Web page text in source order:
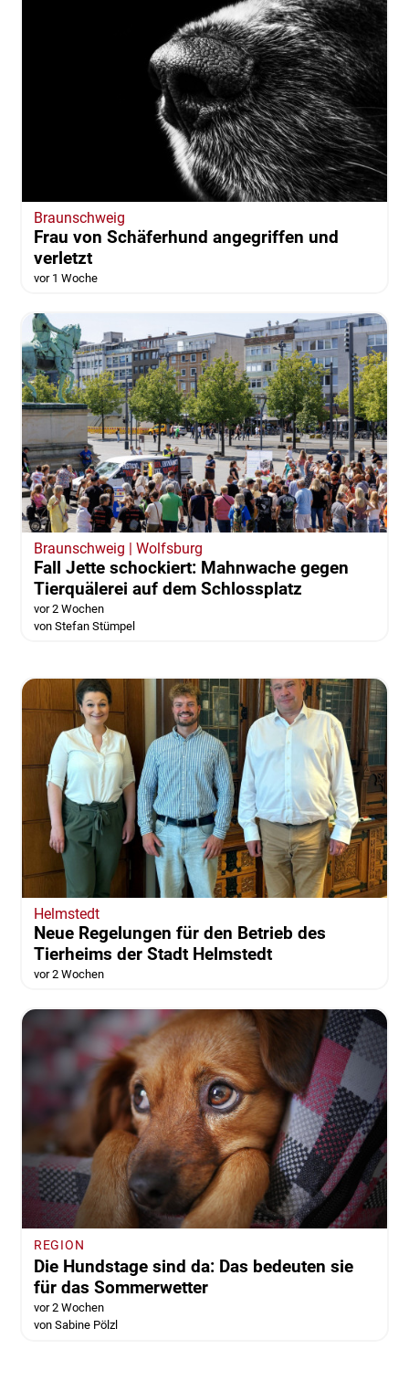
Braunschweig
Frau von Schäferhund angegriffen und
verletzt
vor 1 Woche
Braunschweig | Wolfsburg
Fall Jette schockiert: Mahnwache gegen
Tierquälerei auf dem Schlossplatz
vor 2 Wochen
von Stefan Stümpel
Helmstedt
Neue Regelungen für den Betrieb des
Tierheims der Stadt Helmstedt
vor 2 Wochen
REGION
Die Hundstage sind da: Das bedeuten sie
für das Sommerwetter
vor 2 Wochen
von Sabine Pölzl